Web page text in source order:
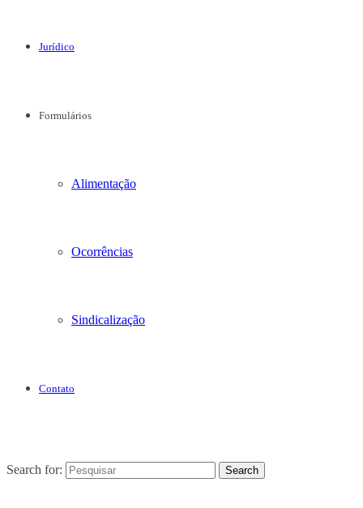
Jurídico
Formulários
Alimentação
Ocorrências
Sindicalização
Contato
Search for: Search